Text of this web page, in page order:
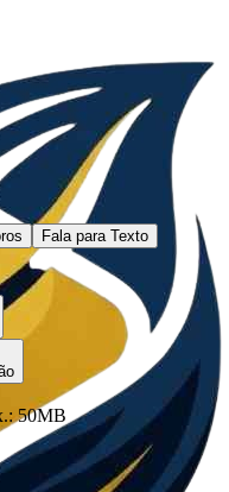
Fala para Texto
50MB